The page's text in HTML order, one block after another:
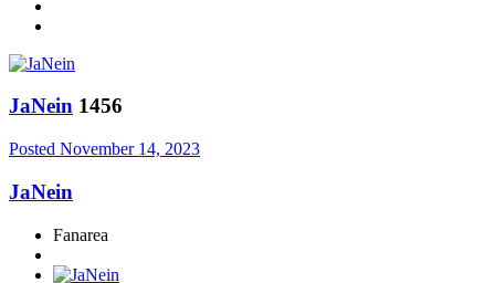
JaNein 1456
Posted November 14, 2023
JaNein
Fanarea